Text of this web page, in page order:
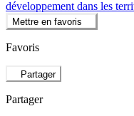
développement dans les
Mettre en favoris
Favoris
Partager
Partager